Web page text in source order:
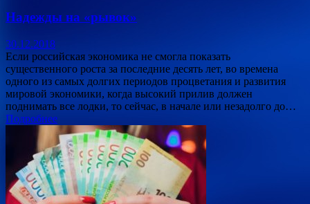
Надежды на «рывок»
30.12.2018
Если российская экономика не смогла показать
существенного роста за последние десять лет, во времена
одного из самых долгих периодов процветания и развития
мировой экономики, когда высокий прилив должен
поднимать все лодки, то сейчас, в начале или незадолго до…
Подробнее